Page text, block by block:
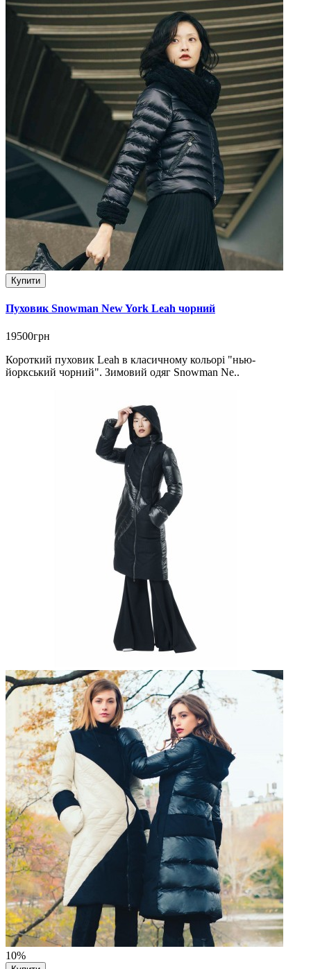
Купити
Пуховик Snowman New York Leah чорний
19500грн
Короткий пуховик Leah в класичному кольорі "нью-
йоркський чорний". Зимовий одяг Snowman Ne..
10%